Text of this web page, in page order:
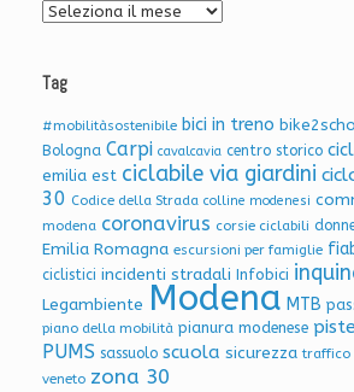
Tag
#mobilitàsostenibile bici in treno
Bologna Carpi cavalcavia centro storico
emilia est ciclabile via giardini
30 Codice della Strada colline modenesi
modena coronavirus corsie ciclabili
Emilia Romagna escursioni per famiglie
ciclistici incidenti stradali Infobici
Legambiente Modena MTB
piano della mobilità pianura modenese
PUMS sassuolo scuola sicurezza traffico
veneto zona 30